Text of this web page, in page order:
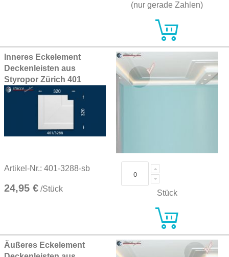
(nur gerade Zahlen)
Inneres Eckelement
Deckenleisten aus
Styropor Zürich 401
Artikel-Nr.: 401-3288-sb
24,95 € /Stück Stück
Äußeres Eckelement